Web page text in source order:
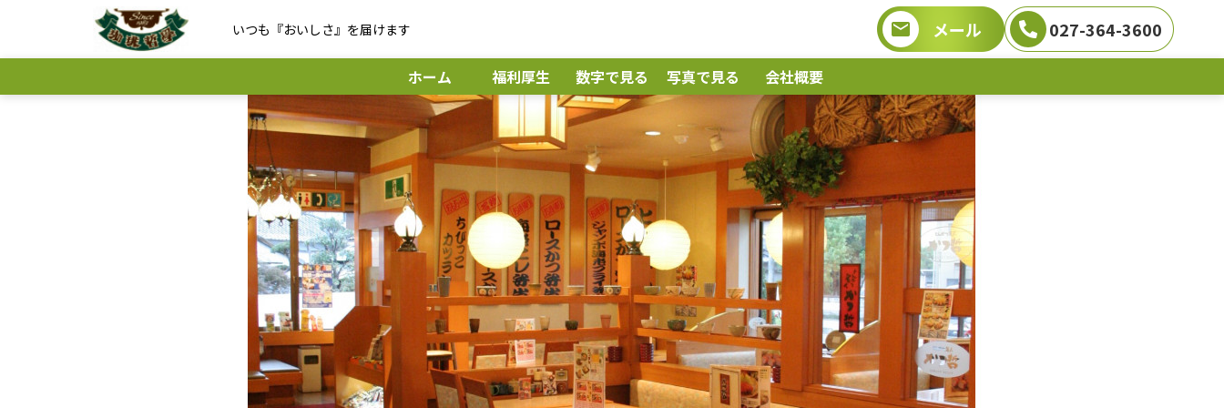
いつも『おいしさ』を届けます メール 027-364-3600
ホーム 福利厚生 数字で見る 写真で見る 会社概要